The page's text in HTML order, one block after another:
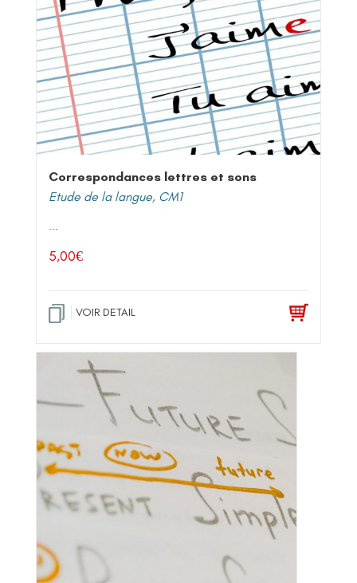
Correspondances lettres et sons
Etude de la langue, CM1
...
5,00€
VOIR DETAIL